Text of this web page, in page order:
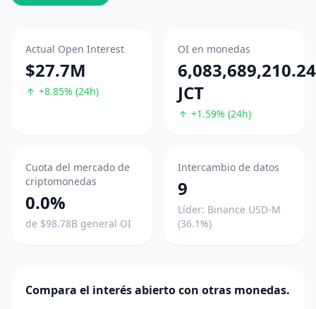
Actual Open Interest
$27.7M
+8.85% (24h)
OI en monedas
6,083,689,210.24
JCT
+1.59% (24h)
Cuota del mercado de
criptomonedas
0.0%
de $98.78B general OI
Intercambio de datos
9
Líder: Binance USD-M
(36.1%)
Compara el interés abierto con otras monedas.